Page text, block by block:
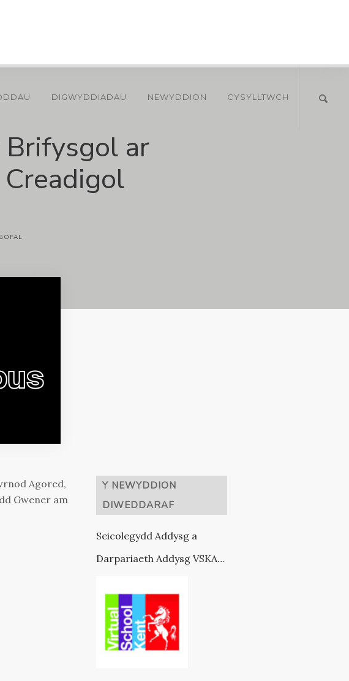
DIGWYDDIADAU NEWYDDION CYSYLLTWCH
ar
Agored,
Gwener am
Y NEWYDDION
DIWEDDARAF
Seicolegydd Addysg a
Darpariaeth Addysg VSKAT